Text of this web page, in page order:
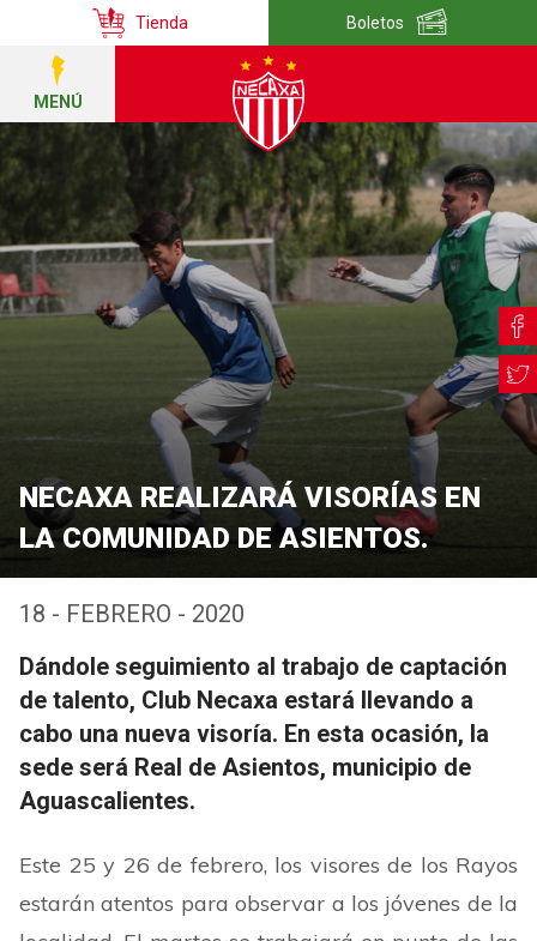
Tienda Boletos
MENÚ
NECAXA REALIZARÁ VISORÍAS EN
LA COMUNIDAD DE ASIENTOS.
18 - FEBRERO - 2020
Dándole seguimiento al trabajo de captación
de talento, Club Necaxa estará llevando a
cabo una nueva visoría. En esta ocasión, la
sede será Real de Asientos, municipio de
Aguascalientes.
Este 25 y 26 de febrero, los visores de los Rayos
estarán atentos para observar a los jóvenes de la